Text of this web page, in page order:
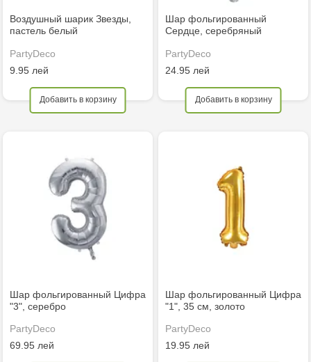
Воздушный шарик Звезды,
пастель белый
PartyDeco
9.95 лей
Добавить в корзину
Шар фольгированный
Сердце, серебряный
PartyDeco
24.95 лей
Добавить в корзину
Шар фольгированный Цифра
"3", серебро
PartyDeco
69.95 лей
Шар фольгированный Цифра
"1", 35 см, золото
PartyDeco
19.95 лей